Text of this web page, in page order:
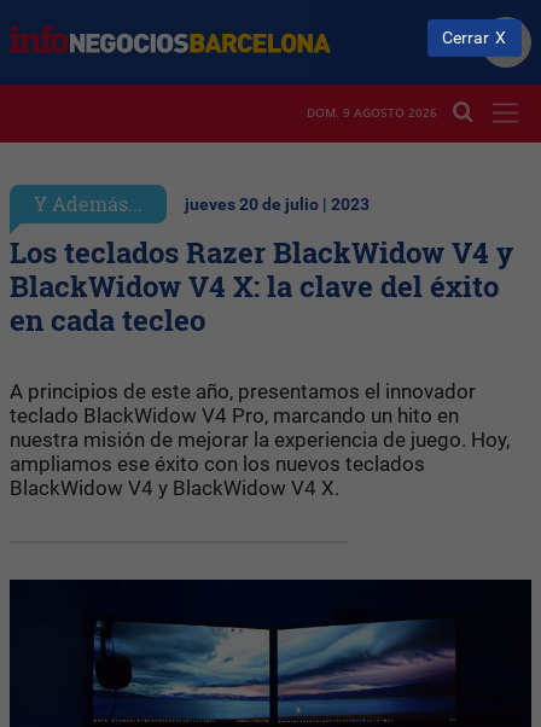
DOM. 9 AGOSTO 2026
Y Además... jueves 20 de julio | 2023
Los teclados Razer BlackWidow V4 y
BlackWidow V4 X: la clave del éxito
en cada tecleo
A principios de este año, presentamos el innovador
teclado BlackWidow V4 Pro, marcando un hito en
nuestra misión de mejorar la experiencia de juego. Hoy,
ampliamos ese éxito con los nuevos teclados
BlackWidow V4 y BlackWidow V4 X.
Cerrar